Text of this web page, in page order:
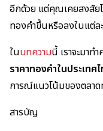
อีกด้วย แต่คุณเคยสงสัย
ทองคำขึ้นหรือลงในแต่ล
ในบทความนี้ เราจะมาท
ราคาทองคำในประเทศ
การณ์แนวโน้มของตลา
สารบัญ